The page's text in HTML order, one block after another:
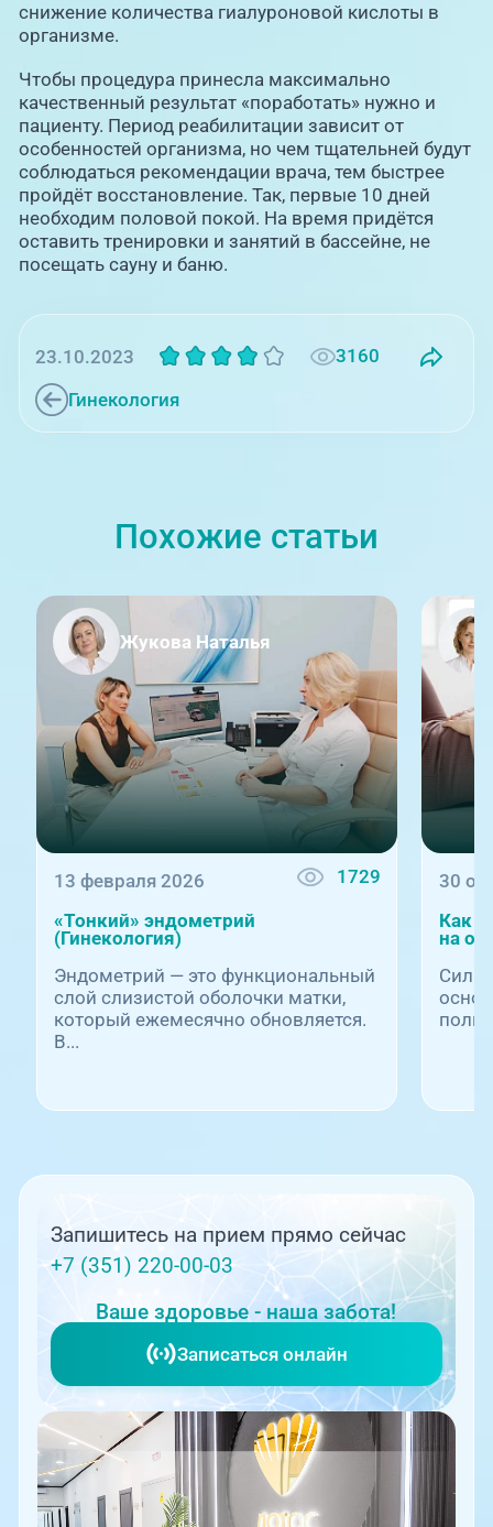
снижение количества гиалуроновой кислоты в
организме.
Чтобы процедура принесла максимально
качественный результат «поработать» нужно и
пациенту. Период реабилитации зависит от
особенностей организма, но чем тщательней будут
соблюдаться рекомендации врача, тем быстрее
пройдёт восстановление. Так, первые 10 дней
необходим половой покой. На время придётся
оставить тренировки и занятий в бассейне, не
посещать сауну и баню.
Гинекология
23.10.2023 3160
Похожие статьи
Жукова Наталья
13 февраля 2026 1729
«Тонкий» эндометрий
(Гинекология)
Эндометрий — это функциональный
слой слизистой оболочки матки,
который ежемесячно обновляется.
В...
30
Как
на
Запишитесь на прием прямо сейчас
+7 (351) 220-00-03
Ваше здоровье - наша забота!
Записаться онлайн